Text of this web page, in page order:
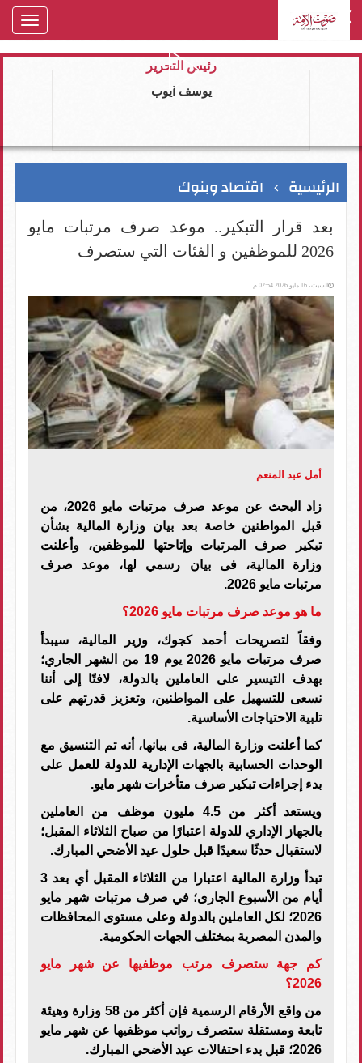
رئيس التحرير
يوسف ايوب
الرئيسية اقتصاد وبنوك
بعد قرار التبكير.. موعد صرف مرتبات مايو
2026 للموظفين و الفئات التي ستصرف
السبت، 16 مايو 2026 02:54 م
أمل عبد المنعم
زاد البحث عن موعد صرف مرتبات مايو 2026، من
قبل المواطنين خاصة بعد بيان وزارة المالية بشأن
تبكير صرف المرتبات وإتاحتها للموظفين، وأعلنت
وزارة المالية، فى بيان رسمي لها، موعد صرف
مرتبات مايو 2026.
ما هو موعد صرف مرتبات مايو 2026؟
وفقاً لتصريحات أحمد كجوك، وزير المالية، سيبدأ
صرف مرتبات مايو 2026 يوم 19 من الشهر الجاري؛
بهدف التيسير على العاملين بالدولة، لافتًا إلى أننا
نسعى للتسهيل على المواطنين، وتعزيز قدرتهم على
تلبية الاحتياجات الأساسية.
كما أعلنت وزارة المالية، فى بيانها، أنه تم التنسيق مع
الوحدات الحسابية بالجهات الإدارية للدولة للعمل على
بدء إجراءات تبكير صرف متأخرات شهر مايو.
ويستعد أكثر من 4.5 مليون موظف من العاملين
بالجهاز الإداري للدولة اعتبارًا من صباح الثلاثاء المقبل؛
لاستقبال حدثًا سعيدًا قبل حلول عيد الأضحي المبارك.
تبدأ وزارة المالية اعتبارا من الثلاثاء المقبل أي بعد 3
أيام من الأسبوع الجارى؛ في صرف مرتبات شهر مايو
2026؛ لكل العاملين بالدولة وعلى مستوى المحافظات
والمدن المصرية بمختلف الجهات الحكومية.
كم جهة ستصرف مرتب موظفيها عن شهر مايو
2026؟
من واقع الأرقام الرسمية فإن أكثر من 58 وزارة وهيئة
تابعة ومستقلة ستصرف رواتب موظفيها عن شهر مايو
2026؛ قبل بدء احتفالات عيد الأضحي المبارك.